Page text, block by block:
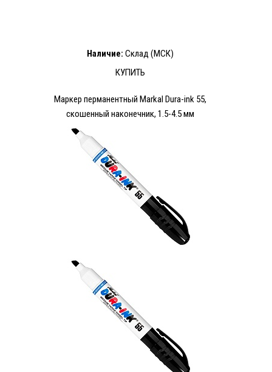
Наличие: Склад (МСК)
КУПИТЬ
Маркер перманентный Markal Dura-ink 55,
скошенный наконечник, 1.5-4.5 мм